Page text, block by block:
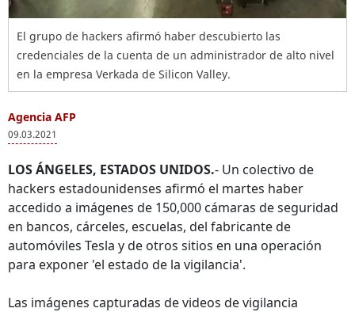
El grupo de hackers afirmó haber descubierto las
credenciales de la cuenta de un administrador de alto nivel
en la empresa Verkada de Silicon Valley.
Agencia AFP
09.03.2021
LOS ÁNGELES, ESTADOS UNIDOS.- Un colectivo de
hackers estadounidenses afirmó el martes haber
accedido a imágenes de 150,000 cámaras de seguridad
en bancos, cárceles, escuelas, del fabricante de
automóviles Tesla y de otros sitios en una operación
para exponer 'el estado de la vigilancia'.
Las imágenes capturadas de videos de vigilancia